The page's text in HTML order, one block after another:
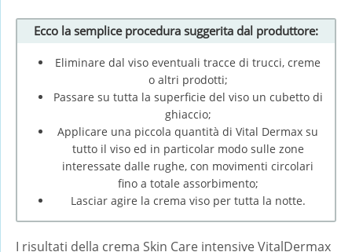
Ecco la semplice procedura suggerita dal produttore:
Eliminare dal viso eventuali tracce di trucci, creme
o altri prodotti;
Passare su tutta la superficie del viso un cubetto di
ghiaccio;
Applicare una piccola quantità di Vital Dermax su
tutto il viso ed in particolar modo sulle zone
interessate dalle rughe, con movimenti circolari
fino a totale assorbimento;
Lasciar agire la crema viso per tutta la notte.
I risultati della crema Skin Care intensive VitalDermax